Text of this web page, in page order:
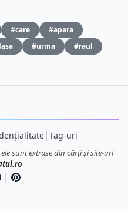
#care
#apara
#urma
#raul
│ Tag-uri
sunt extrase din cărți și site-uri
|